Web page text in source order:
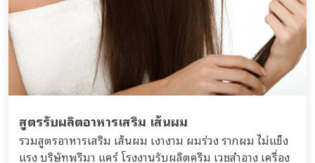
สูตรรับผลิตอาหารเสริม เส้นผม
รวมสูตรอาหารเสริม เส้นผม เงางาม ผมร่วง รากผม ไ่ม่แข็ง
แรง บริษัทพรีมา แคร์ โรงงานรับผลิตครีม เวชสำอาง เครื่อง